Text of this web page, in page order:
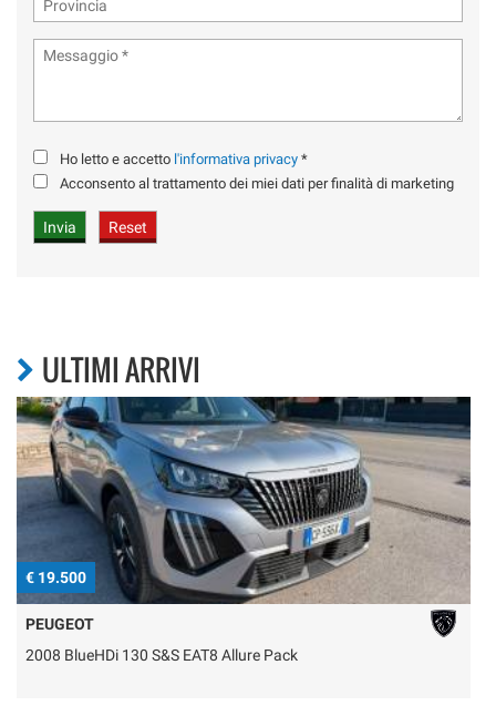
Ho letto e accetto l'informativa privacy *
Acconsento al trattamento dei miei dati per finalità di marketing
ULTIMI ARRIVI
€ 19.500
PEUGEOT
2008 BlueHDi 130 S&S EAT8 Allure Pack